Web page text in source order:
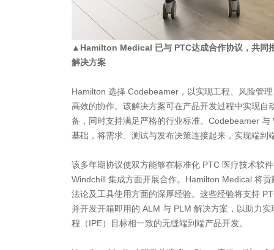
▲Hamilton Medical 已与 PTC达成合作协议，共同
解决方案
Hamilton 选择 Codebeamer，以实现工程、风险管
高效的协作。该解决方案可在产品开发过程中实现自
备，同时支持满足严格的行业标准。Codebeamer
基础，将需求、测试与发布决策连接起来，实现端到
该多年期协议使双方能够在标准化 PTC 医疗技术软
Windchill 集成方面开展合作。Hamilton Medical 将
法论及工具使用方面的深厚经验。这些经验将支持
并开发开箱即用的 ALM 与 PLM 解决方案，以助力
程（IPE）目标相一致的无缝端到端产品开发。